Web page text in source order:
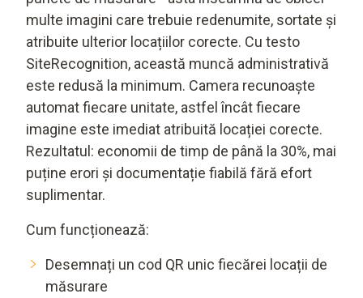
multe imagini care trebuie redenumite, sortate și
atribuite ulterior locațiilor corecte. Cu testo
SiteRecognition, această muncă administrativă
este redusă la minimum. Camera recunoaște
automat fiecare unitate, astfel încât fiecare
imagine este imediat atribuită locației corecte.
Rezultatul: economii de timp de până la 30%, mai
puține erori și documentație fiabilă fără efort
suplimentar.
Cum funcționează:
Desemnați un cod QR unic fiecărei locații de
măsurare